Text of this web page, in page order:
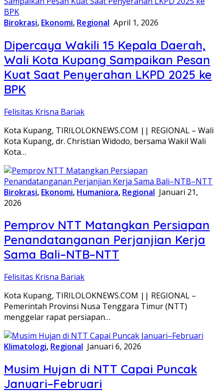
Birokrasi, Ekonomi, Regional April 1, 2026
Dipercaya Wakili 15 Kepala Daerah,
Wali Kota Kupang Sampaikan Pesan
Kuat Saat Penyerahan LKPD 2025 ke
BPK
Felisitas Krisna Bariak
Kota Kupang, TIRILOLOKNEWS.COM || REGIONAL – Wali
Kota Kupang, dr. Christian Widodo, bersama Wakil Wali
Kota…
Birokrasi, Ekonomi, Humaniora, Regional Januari 21,
2026
Pemprov NTT Matangkan Persiapan
Penandatanganan Perjanjian Kerja
Sama Bali–NTB–NTT
Felisitas Krisna Bariak
Kota Kupang, TIRILOLOKNEWS.COM || REGIONAL –
Pemerintah Provinsi Nusa Tenggara Timur (NTT)
menggelar rapat persiapan…
Klimatologi, Regional Januari 6, 2026
Musim Hujan di NTT Capai Puncak
Januari–Februari